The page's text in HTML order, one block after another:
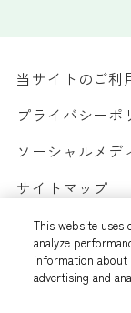
当サイトのご利
プライバシーポ
ソーシャルメデ
サイトマップ
カスタマーハ
This website uses
analyze
information about
advertising and